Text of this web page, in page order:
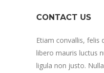
CONTACT US
Etiam convallis, felis
libero mauris luctus
ligula non justo.